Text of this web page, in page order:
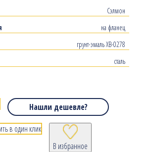
Сэлмон
на фланец
грунт-эмаль ХВ-0278
сталь
Нашли дешевле?
В избранное
в один клик